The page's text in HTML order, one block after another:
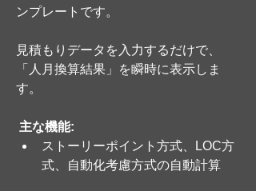
ンプレートです。
見積もりデータを入力するだけで、
「人月換算結果」を瞬時に表示しま
す。
主な機能:
ストーリーポイント方式、LOC方
式、自動化考慮方式の自動計算